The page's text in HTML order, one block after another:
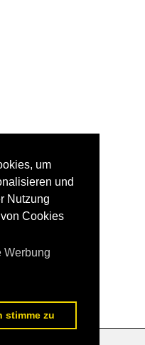
um
und
Nutzung
Cookies
Werbung
stimme zu